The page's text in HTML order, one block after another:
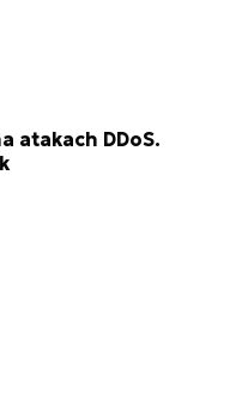
atakach DDoS.